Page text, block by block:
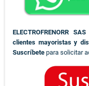
ELECTROFRENORR SAS
clientes mayoristas y
Suscríbete para solicitar